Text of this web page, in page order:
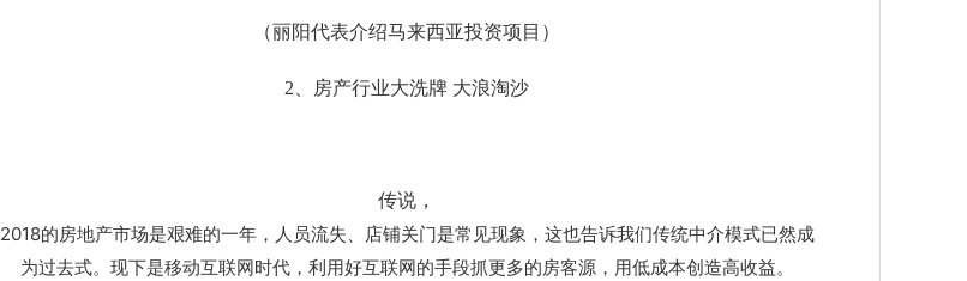
（丽阳代表介绍马来西亚投资项目）
2、房产行业大洗牌 大浪淘沙
传说，
2018的房地产市场是艰难的一年，人员流失、店铺关门是常见现象，这也告诉我们传统中介模式已然成
为过去式。现下是移动互联网时代，利用好互联网的手段抓更多的房客源，用低成本创造高收益。